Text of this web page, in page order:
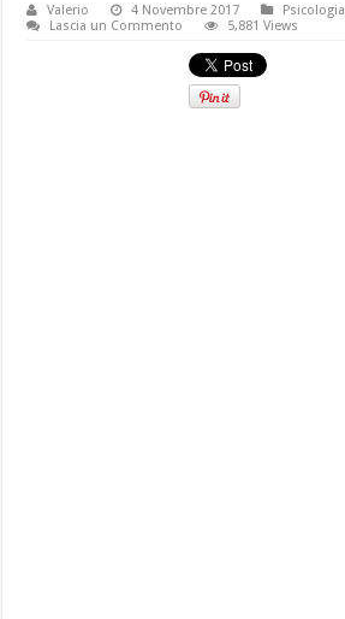
Valerio 4 Novembre 2017
Psicologia
Lascia un Commento
5,881 Views